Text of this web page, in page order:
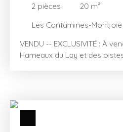
2 pièces 20 m²
Les Contamines-Montjoie
VENDU -- EXCLUSIVITÉ : À
Hameaux du Lay et des
avec wc. L'appartement est
casier à skis et un parking